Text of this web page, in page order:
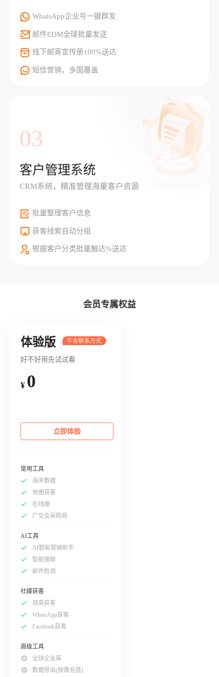
WhatsApp企业号一键群发
邮件EDM全球批量发送
线下邮寄宣传册100%送达
短信营销，多国覆盖
03
客户管理系统
CRM系统，精准管理海量客户资源
批量整理客户信息
获客线索自动分组
根据客户分类批量触达%送达
会员专属权益
体验版
好不好用先试试看
¥ 0
立即体验
常用工具
海关数据
地图获客
在线搜
广交会采购商
AI工具
AI智能营销助手
智能搜邮
邮件检测
社媒获客
领英获客
WhatsApp获客
Facebook获客
高级工具
全球企业库
数据导出(按需充值)